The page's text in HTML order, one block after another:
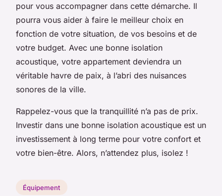
pour vous accompagner dans cette démarche. Il
pourra vous aider à faire le meilleur choix en
fonction de votre situation, de vos besoins et de
votre budget. Avec une bonne isolation
acoustique, votre appartement deviendra un
véritable havre de paix, à l’abri des nuisances
sonores de la ville.
Rappelez-vous que la tranquillité n’a pas de prix.
Investir dans une bonne isolation acoustique est un
investissement à long terme pour votre confort et
votre bien-être. Alors, n’attendez plus, isolez !
Équipement